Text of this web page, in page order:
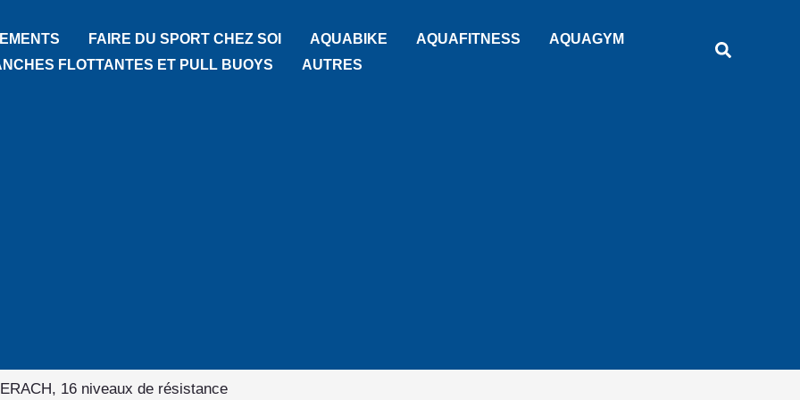
FAIRE DU SPORT CHEZ SOI AQUABIKE AQUAFITNESS
AQUAGYM
FLOTTANTES ET PULL BUOYS AUTRES
16 niveaux de résistance